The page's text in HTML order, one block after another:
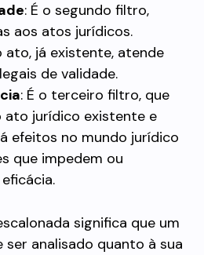
: É o segundo filtro,
aos atos jurídicos.
ato, já existente, atende
de validade.
: É o terceiro filtro, que
ato jurídico existente e
efeitos no mundo jurídico
que impedem ou
significa que um
analisado quanto à sua